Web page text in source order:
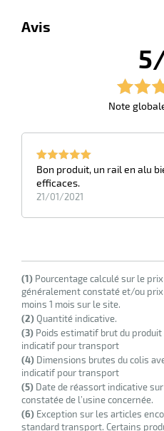
Avis
Note
Bon produit, un rail en alu
efficaces.
21/01/2021
(1) Pourcentage calculé sur le
généralement constaté et/ou
moins 1 mois sur le site.
(2)Quantité indicative.
(3) Poids estimatif brut du
indicatif pour transport
(4) Dimensions brutes du colis
indicatif pour transport
(5) Date de réassort indicative
constatée de l’usine concernée.
(6) Exception sur les articles
standard transport. Certains